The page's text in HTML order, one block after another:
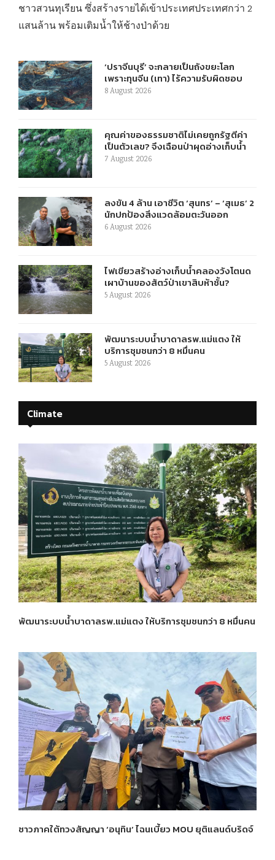
ชาวสวนทุเรียน ซึ่งสร้างรายได้เข้าประเทศประเทศกว่า 2
แสนล้าน พร้อมเติมน้ำให้ช้างป่าด้วย
‘ปราจีนบุรี’ จะกลายเป็นถังขยะโลก
เพราะทุนจีน (เทา) ไร้ความรับผิดชอบ
8 August 2026
คุณค่าของธรรมชาติไม่เคยถูกรัฐตีค่า
เป็นตัวเลข? จึงเฉือนป่าผุดอ่างเก็บน้ำ
7 August 2026
ลงขัน 4 ล้าน เอาชีวิต ‘สุนทร’ – ‘สุเมธ’ 2
นักปกป้องสิ่งแวดล้อมตะวันออก
6 August 2026
ไฟเขียวสร้างอ่างเก็บน้ำคลองวังโตนด
เผาบ้านของสัตว์ป่าเขาสิบห้าชั้น?
5 August 2026
พัฒนาระบบน้ำบาดาลรพ.แม่แตง ให้
บริการชุมชนกว่า 8 หมื่นคน
5 August 2026
Climate
พัฒนาระบบน้ำบาดาลรพ.แม่แตง ให้บริการชุมชนกว่า 8 หมื่นคน
ชาวภาคใต้ทวงสัญญา ‘อนุทิน’ ไฉนเบี้ยว MOU ยุติแลนด์บริดจ์